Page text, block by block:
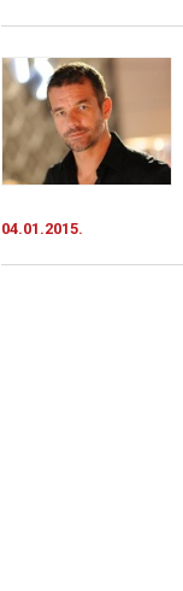
04.01.2015.